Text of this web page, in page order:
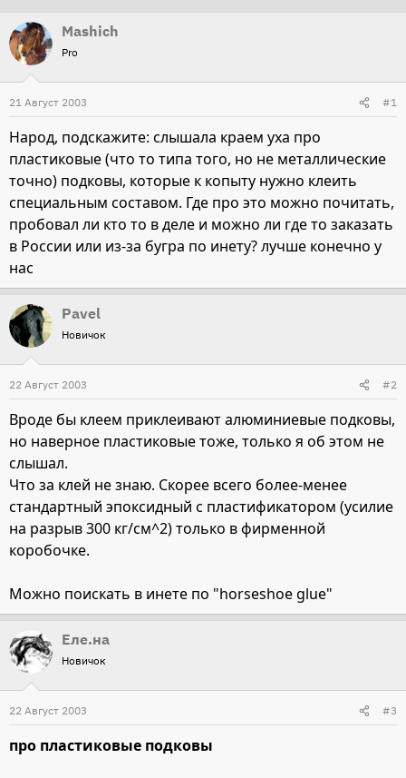
т
о
р
т
е
а
Mashich
Pro
21 Август 2003 #1
Народ, подскажите: слышала краем уха про
пластиковые (что то типа того, но не металлические
точно) подковы, которые к копыту нужно клеить
специальным составом. Где про это можно почитать,
пробовал ли кто то в деле и можно ли где то заказать
в России или из-за бугра по инету? лучше конечно у
нас
Pavel
Новичок
22 Август 2003 #2
Вроде бы клеем приклеивают алюминиевые подковы,
но наверное пластиковые тоже, только я об этом не
слышал.
Что за клей не знаю. Скорее всего более-менее
стандартный эпоксидный c пластификатором (усилие
на разрыв 300 кг/см^2) только в фирменной
коробочке.
Можно поискать в инете по "horseshoe glue"
Еле.на
Новичок
22 Август 2003 #3
про пластиковые подковы